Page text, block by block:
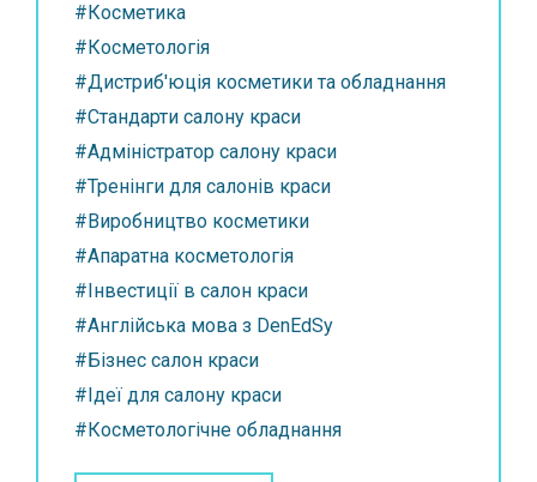
#Косметика
#Косметологія
#Дистриб'юція косметики та обладнання
#Стандарти салону краси
#Адміністратор салону краси
#Тренінги для салонів краси
#Виробництво косметики
#Апаратна косметологія
#Інвестиції в салон краси
#Англійська мова з DenEdSy
#Бізнес салон краси
#Ідеї для салону краси
#Косметологічне обладнання